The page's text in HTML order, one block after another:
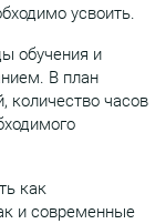
усвоить.
обучения и
В план
количество часов
как
и современные